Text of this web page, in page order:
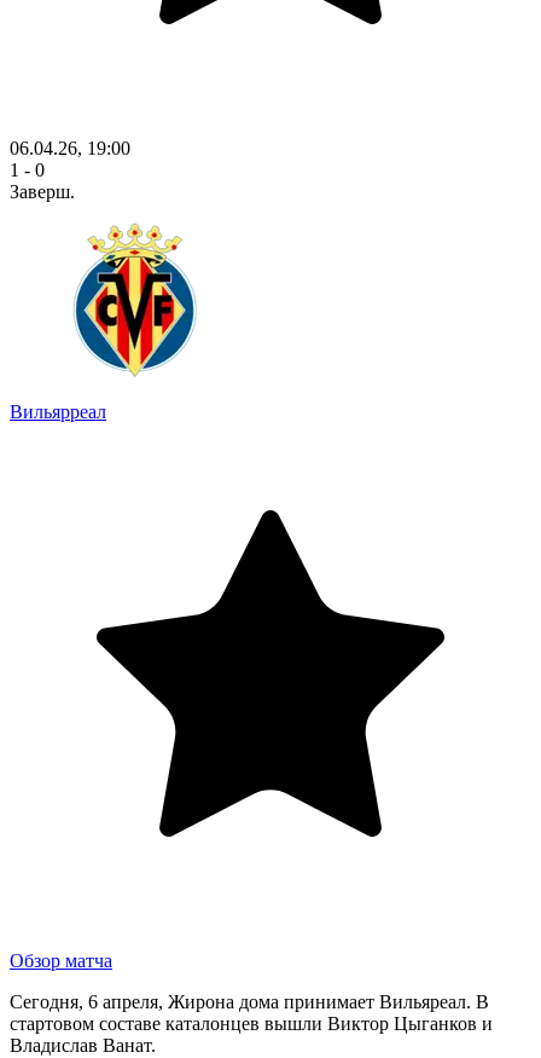
06.04.26, 19:00
1 - 0
Заверш.
Вильярреал
Обзор матча
Сегодня, 6 апреля, Жирона дома принимает Вильяреал. В
стартовом составе каталонцев вышли Виктор Цыганков и
Владислав Ванат.